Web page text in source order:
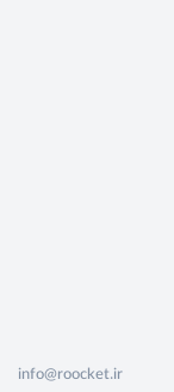
info@roocket.ir